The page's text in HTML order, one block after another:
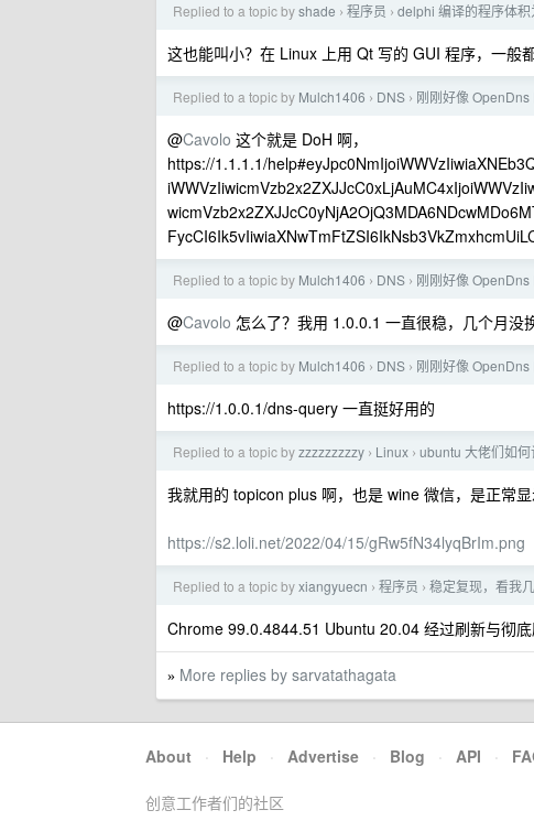
Replied to a topic byshade › 程序员 › delphi 编译的程序体积
这也能叫小？在 Linux 上用 Qt 写的 GUI 程序，一般
Replied to a topic by Mulch1406 › DNS › 刚刚好像
@Cavolo 这个就是 DoH 啊，
https://1.1.1.1/
Replied to a topic by Mulch1406 › DNS › 刚刚好像
@Cavolo 怎么了？我用 1.0.0.1 一直很稳，几个月没
Replied to a topic by Mulch1406 › DNS › 刚刚好像
https://1.0.0.1/dns-query 一直挺好用的
Replied to a topic byzzzzzzzzzy › Linux › ubuntu 大佬们如
我就用的 topicon plus 啊，也是 wine 微信，是正常
https://s2.loli.net/2022/04/15/gRw5fN34lyqBrIm.png
Replied to a topic byxiangyuecn › 程序员 › 稳定复现，看我
Chrome 99.0.4844.51 Ubuntu 20.04 经过刷新与彻
» More replies by sarvatathagata
About · Help · Advertise · Blog · API ·
创意工作者们的社区